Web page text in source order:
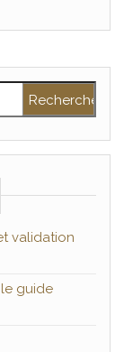
validation
le guide